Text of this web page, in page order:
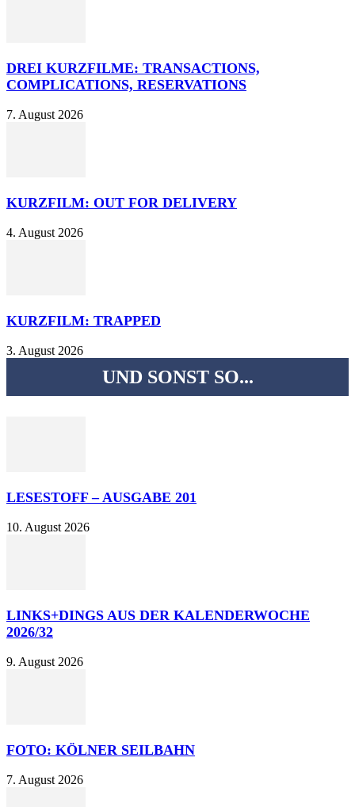
DREI KURZFILME: TRANSACTIONS,
COMPLICATIONS, RESERVATIONS
7. August 2026
KURZFILM: OUT FOR DELIVERY
4. August 2026
KURZFILM: TRAPPED
3. August 2026
UND SONST SO...
LESESTOFF – AUSGABE 201
10. August 2026
LINKS+DINGS AUS DER KALENDERWOCHE
2026/32
9. August 2026
FOTO: KÖLNER SEILBAHN
7. August 2026